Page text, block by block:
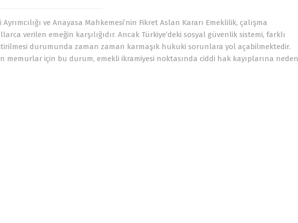
ve Anayasa Mahkemesi’nin Fikret Aslan Kararı Emeklilik, çalışma
verilen emeğin karşılığıdır. Ancak Türkiye’deki sosyal güvenlik sistemi, farklı
durumunda zaman zaman karmaşık hukuki sorunlara yol açabilmektedir.
memurlar için bu durum, emekli ikramiyesi noktasında ciddi hak kayıplarına neden